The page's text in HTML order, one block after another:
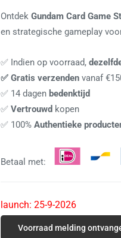
Ontdek Gundam Card Game
en strategische gameplay
✅ Indien op voorraad,
✅ Gratis verzenden vanaf
✅ 14 dagen bedenktijd
✅ Vertrouwd kopen
✅ 100% Authentieke
Betaal met:
launch: 25-9-2026
Voorraad melding